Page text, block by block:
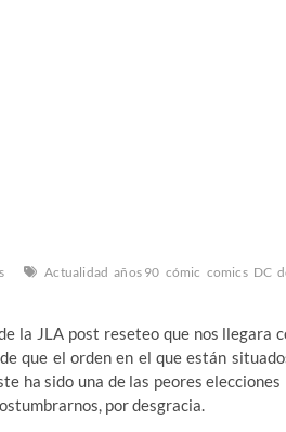
Actualidad años 90 cómic comics DC
la JLA post reseteo que nos llegara
que el orden en el que están
ha sido una de las peores
por desgracia.